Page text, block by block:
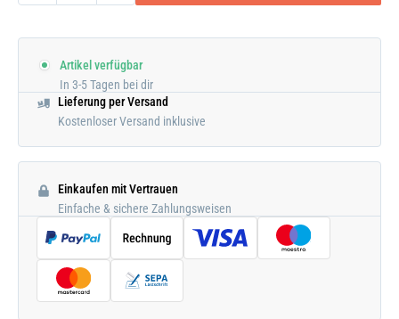
Artikel verfügbar
In 3-5 Tagen bei dir
Lieferung per Versand
Kostenloser Versand inklusive
Einkaufen mit Vertrauen
Einfache & sichere Zahlungsweisen